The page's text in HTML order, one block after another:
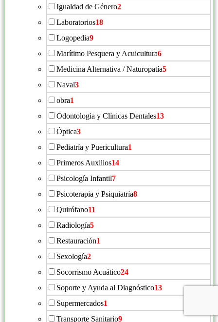
Igualdad de Género2
Laboratorios18
Logopedia9
Marítimo Pesquera y Acuicultura6
Medicina Alternativa / Naturopatía5
Naval3
obra1
Odontología y Clínicas Dentales13
Óptica3
Pediatría y Puericultura1
Primeros Auxilios14
Psicología Infantil7
Psicoterapia y Psiquiatría8
Quirófano11
Radiología5
Restauración1
Sexología2
Socorrismo Acuático24
Soporte y Ayuda al Diagnóstico13
Supermercados1
Transporte Sanitario9